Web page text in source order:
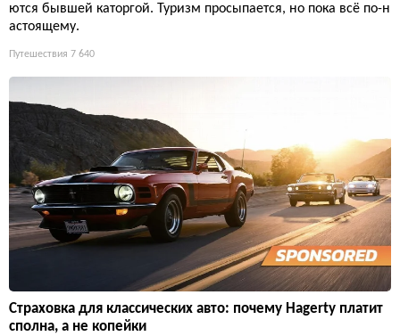
ются бывшей каторгой. Туризм просыпается, но пока всё по-н
астоящему.
Путешествия 7 640
Страховка для классических авто: почему Hagerty платит
сполна, а не копейки